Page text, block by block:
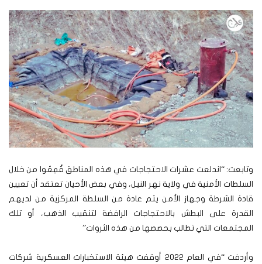
وتابعت: “اندلعت عشرات الاحتجاجات في هذه المناطق قُمِعُوا من خلال
السلطات الأمنية في ولاية نهر النيل، وفي بعض الأحيان تعتقد أن تعيين
قادة الشرطة وجهاز الأمن يتم عادة من السلطة المركزية من لديهم
القدرة على البطش بالاحتجاجات الرافضة لتنقيب الذهب، أو تلك
المجتمعات التي تطالب بحصصها من هذه الثروات”
وأردفت “في العام 2022 أوقفت هيئة الاستخبارات العسكرية شركات